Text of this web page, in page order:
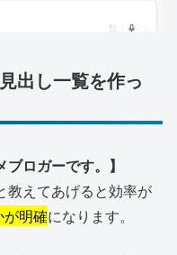
出し一覧を作っ
ロガーです。】
教えてあげると効率が
明確になります。